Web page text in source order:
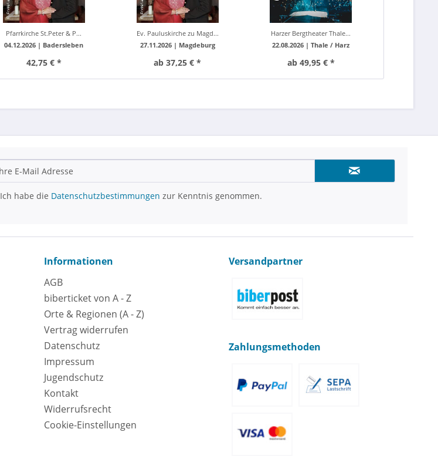
Pfarrkirche St.Peter & P...
04.12.2026 | Badersleben
42,75 € *
Ev. Pauluskirche zu Magd...
27.11.2026 | Magdeburg
ab 37,25 € *
Harzer Bergtheater Thale...
22.08.2026 |Thale / Harz
ab 49,95 € *
Ich habe die Datenschutzbestimmungen zur Kenntnis genommen.
Informationen
AGB
biberticket von A - Z
Orte & Regionen (A - Z)
Vertrag widerrufen
Datenschutz
Impressum
Jugendschutz
Kontakt
Widerrufsrecht
Cookie-Einstellungen
Versandpartner
Zahlungsmethoden